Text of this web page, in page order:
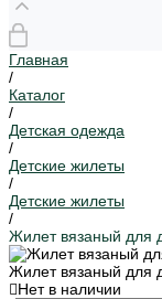
Главная
/
Каталог
/
Детская одежда
/
Детские жилеты
/
Детские жилеты
/
Жилет вязаный для
Жилет вязаный для
Нет в наличии